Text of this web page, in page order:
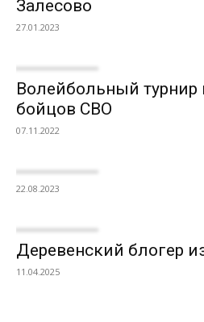
Залесово
27.01.2023
Волейбольный
бойцов СВО
07.11.2022
22.08.2023
Деревенский блогер
11.04.2025